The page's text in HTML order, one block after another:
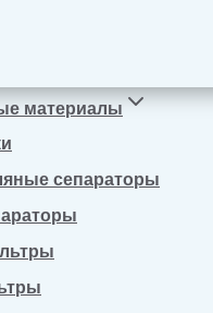
материалы
сепараторы